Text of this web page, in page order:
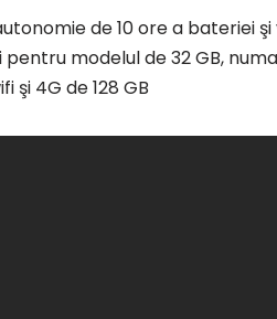
de 10 ore a bateriei
modelul de 32 GB,
şi 4G de 128 GB